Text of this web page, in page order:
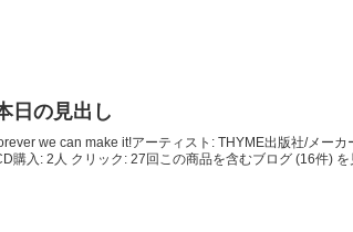
日の見出し
we can make it!アーティスト: THYME出版社/メー
購入: 2人 クリック: 27回この商品を含むブログ (16件) を